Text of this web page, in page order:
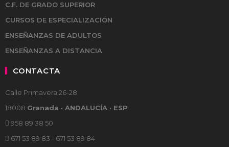
C.F. DE GRADO SUPERIOR
CURSOS DE ESPECIALIZACIÓN
ENSEÑANZAS DE ADULTOS
ENSEÑANZAS A DISTANCIA
CONTACTA
Calle Primavera 26-28
18008 Granada · ANDALUCÍA · ESP
958 89 38 50
671 53 89 83 - 671 53 89 84